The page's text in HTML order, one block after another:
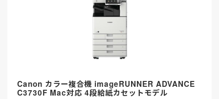
Canon カラー複合機 imageRUNNER ADVANCE
C3730F Mac対応 4段給紙カセットモデル